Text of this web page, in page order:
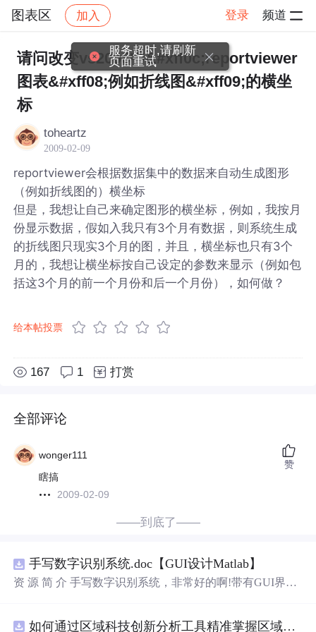
图表区 加入 登录 频道
社区 图表区 帖子详情
请问改变vs2008中&#xff0c;reportviewer
图表&#xff08;例如折线图&#xff09;的横坐
标
toheartz
2009-02-09
reportviewer会根据数据集中的数据来自动生成图形
（例如折线图的）横坐标
但是，我想让自己来确定图形的横坐标，例如，我按月
份显示数据，假如入我只有3个月有数据，则系统生成
的折线图只现实3个月的图，并且，横坐标也只有3个
月的，我想让横坐标按自己设定的参数来显示（例如包
括这3个月的前一个月份和后一个月份），如何做？
给本帖投票
167 1 打赏
全部评论
wonger111
瞎搞
2009-02-09
赞
——到底了——
手写数字识别系统.doc【GUI设计Matlab】
资 源 简 介 手写数字识别系统，非常好的啊!带有GUI界
带有直观的图形用户界面（GUI），非常容易使用。你只
如何通过区域科技创新分析工具精准掌握区域创新要素分布与产业链融合现状？.docx
服务超时,请刷新
页面重试